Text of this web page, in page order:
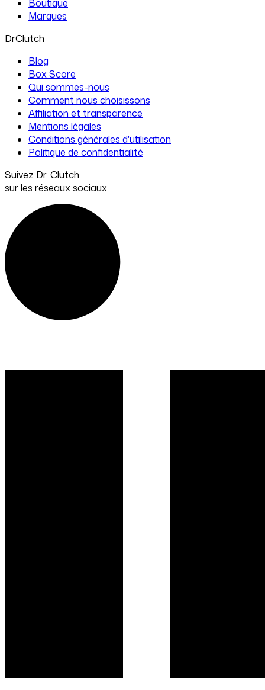
Boutique
Marques
DrClutch
Blog
Box Score
Qui sommes-nous
Comment nous choisissons
Affiliation et transparence
Mentions légales
Conditions générales d'utilisation
Politique de confidentialité
Suivez Dr. Clutch
sur les réseaux sociaux